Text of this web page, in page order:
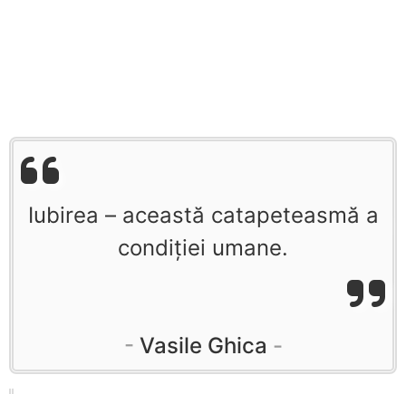
Iubirea – această catapeteasmă a
condiţiei umane.
Vasile Ghica